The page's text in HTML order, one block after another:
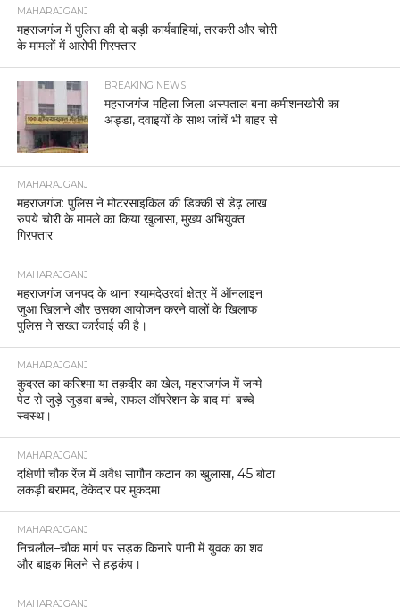
MAHARAJGANJ
महराजगंज में पुलिस की दो बड़ी कार्यवाहियां, तस्करी और चोरी
के मामलों में आरोपी गिरफ्तार
BREAKING NEWS
महराजगंज महिला जिला अस्पताल बना कमीशनखोरी का
अड्डा, दवाइयों के साथ जांचें भी बाहर से
MAHARAJGANJ
महराजगंज: पुलिस ने मोटरसाइकिल की डिक्की से डेढ़ लाख
रुपये चोरी के मामले का किया खुलासा, मुख्य अभियुक्त
गिरफ्तार
MAHARAJGANJ
महराजगंज जनपद के थाना श्यामदेउरवां क्षेत्र में ऑनलाइन
जुआ खिलाने और उसका आयोजन करने वालों के खिलाफ
पुलिस ने सख्त कार्रवाई की है।
MAHARAJGANJ
कुदरत का करिश्मा या तक़दीर का खेल, महराजगंज में जन्मे
पेट से जुड़े जुड़वा बच्चे, सफल ऑपरेशन के बाद मां-बच्चे
स्वस्थ।
MAHARAJGANJ
दक्षिणी चौक रेंज में अवैध सागौन कटान का खुलासा, 45 बोटा
लकड़ी बरामद, ठेकेदार पर मुकदमा
MAHARAJGANJ
निचलौल–चौक मार्ग पर सड़क किनारे पानी में युवक का शव
और बाइक मिलने से हड़कंप।
MAHARAJGANJ